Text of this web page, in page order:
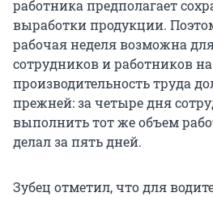
работника предполагает
выработки продукции.
рабочая неделя возможна
сотрудников и работников
производительность труда
прежней: за четыре дня
выполнить тот же объем
делал за пять дней.
Зубец отметил, что для